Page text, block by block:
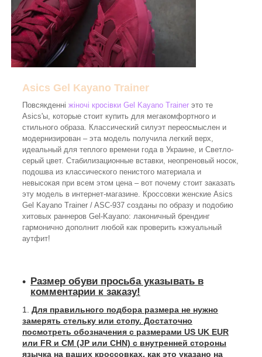
Asics Gel Kayano Trainer
Повсякденні жіночі кросівки Gel Kayano Trainer это те
Asics'ы, которые стоит купить для мегакомфортного и
стильного образа. Классический силуэт переосмыслен и
модернизирован – эта модель получила легкий верх,
идеальный для теплого времени года в Украине, и Светло-
серый цвет. Стабилизационные вставки, неопреновый носок,
подошва из классического пенистого материала и
невысокая при всем этом цена – вот почему стоит заказать
эту модель в интернет-магазине. Кроссовки женские Asics
Gel Kayano Trainer / ASC-937 созданы по образу и подобию
хитовых раннеров Gel-Kayano: лаконичный брендинг
гармонично дополнит любой как проверить кэжуальный
аутфит!
Размер обуви просьба указывать в
комментарии к заказу!
Для правильного подбора размера не нужно
замерять стельку или стопу. Достаточно
посмотреть обозначения с размерами US UK EUR
или FR и СМ (JP или CHN) с внутренней стороны
язычка на ваших кроссовках, как это указано на